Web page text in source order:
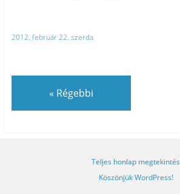
2012. február 22. szerda
« Régebbi
Teljes honlap megtekintés
Köszönjük WordPress!